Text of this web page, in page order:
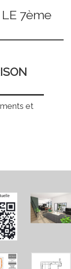
7ème
et